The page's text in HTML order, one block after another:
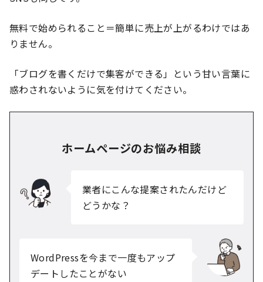
無料で始められること＝簡単に売上が上がるわけではあ
りません。
「ブログを書くだけで集客ができる」という甘い言葉に
惑わされないように気を付けてください。
ホームページのお悩み相談
業者にこんな提案されたんだけど
どうかな？
WordPressを今まで一度もアップ
デートしたことがない